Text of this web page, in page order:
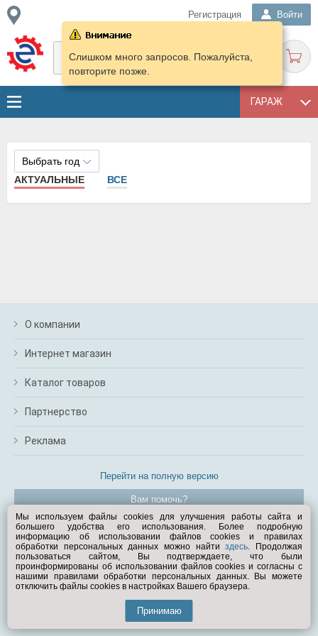
Регистрация Войти
ГАРАЖ
Слишком много запросов. Пожалуйста,
повторите позже.
Выбрать год
АКТУАЛЬНЫЕ
ВСЕ
О компании
Интернет магазин
Каталог товаров
Партнерство
Реклама
Перейти на полную версию
Вам помочь?
© Exist.ru 1998—2026
Мы используем файлы cookies для улучшения работы сайта и
большего удобства его использования. Более подробную
информацию об использовании файлов cookies и правилах
обработки персональных данных можно найтиздесь. Продолжая
пользоваться сайтом, Вы подтверждаете, что были
проинформированы об использовании файлов cookies и согласны с
нашими правилами обработки персональных данных. Вы можете
отключить файлы cookies в настройках Вашего браузера.
Принимаю